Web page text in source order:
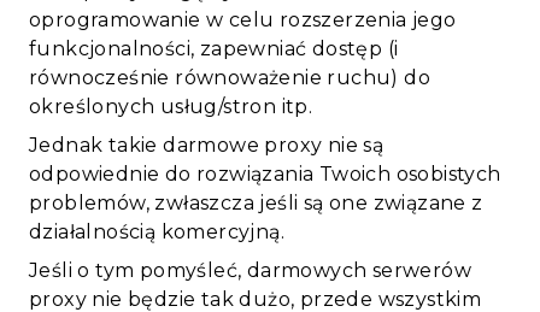
oprogramowanie w celu rozszerzenia jego
funkcjonalności, zapewniać dostęp (i
równocześnie równoważenie ruchu) do
określonych usług/stron itp.
Jednak takie darmowe proxy nie są
odpowiednie do rozwiązania Twoich osobistych
problemów, zwłaszcza jeśli są one związane z
działalnością komercyjną.
Jeśli o tym pomyśleć, darmowych serwerów
proxy nie będzie tak dużo, przede wszystkim